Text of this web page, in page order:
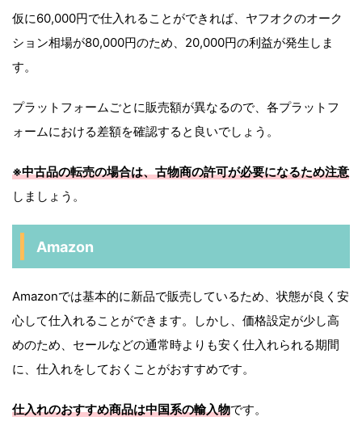
仮に60,000円で仕入れることができれば、ヤフオクのオーク
ション相場が80,000円のため、20,000円の利益が発生しま
す。
プラットフォームごとに販売額が異なるので、各プラットフ
ォームにおける差額を確認すると良いでしょう。
※中古品の転売の場合は、古物商の許可が必要になるため注意
しましょう。
Amazon
Amazonでは基本的に新品で販売しているため、状態が良く安
心して仕入れることができます。しかし、価格設定が少し高
めのため、セールなどの通常時よりも安く仕入れられる期間
に、仕入れをしておくことがおすすめです。
仕入れのおすすめ商品は中国系の輸入物です。